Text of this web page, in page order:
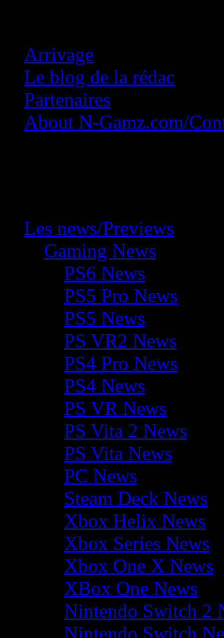
Arrivage
Le blog de la rédac
Partenaires
About N-Gamz.com/
Les news/Previews
Gaming News
PS6 News
PS5 Pro News
PS5 News
PS VR2 News
PS4 Pro News
PS4 News
PS VR News
PS Vita 2 News
PS Vita News
PC News
Steam Deck News
Xbox Helix News
Xbox Series News
Xbox One X News
XBox One News
Nintendo Switch 2
Nintendo Switch